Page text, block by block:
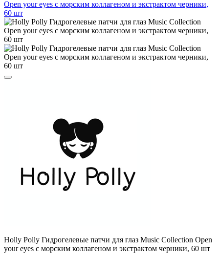
Holly Polly Гидрогелевые патчи для глаз Music Collection Open
your eyes с морским коллагеном и экстрактом черники, 60 шт